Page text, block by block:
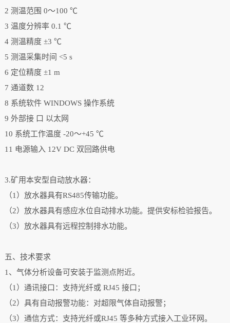
2 测温范围 0～100 ℃
3 温度分辨率 0.1 ℃
4 测温精度 ±3 ℃
5 测温采集时间 <5 s
6 定位精度 ±1 m
7 通道数 12
8 系统软件 WINDOWS 操作系统
9 外部接 口 以太网
10 系统工作温度 -20～+45 ℃
11 电源输入 12V DC 双回路供电
3.矿用本安型自动放水器：
（1）放水器具有RS485传输功能。
（2）放水器具有感应水位自动排水功能。提供安标检验报告。
（3）放水器具有远程控制排水功能。
五、技术要求
1、气体分析设备可安装于监测点附近。
（1）通讯接口：支持光纤或 RJ45 接口；
（2）具有自动报警功能：对超限气体自动报警；
（3）通信方式：支持光纤或RJ45 等多种方式接入工业环网。